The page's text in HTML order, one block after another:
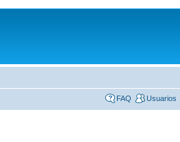
FAQ Usuarios